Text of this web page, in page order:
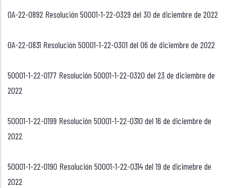
OA-22-0892 Resolución 50001-1-22-0329 del 30 de diciembre de 2022
OA-22-0831 Resolución 50001-1-22-0301 del 06 de diciembre de 2022
50001-1-22-0177 Resolución 50001-1-22-0320 del 23 de diciembre de
2022
50001-1-22-0199 Resolución 50001-1-22-0310 del 16 de diciembre de
2022
50001-1-22-0190 Resolución 50001-1-22-0314 del 19 de dicimebre de
2022